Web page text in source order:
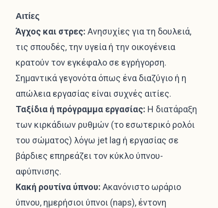
Αιτίες
Άγχος και στρες: Ανησυχίες για τη δουλειά,
τις σπουδές, την υγεία ή την οικογένεια
κρατούν τον εγκέφαλο σε εγρήγορση.
Σημαντικά γεγονότα όπως ένα διαζύγιο ή η
απώλεια εργασίας είναι συχνές αιτίες.
Ταξίδια ή πρόγραμμα εργασίας: Η διατάραξη
των κιρκάδιων ρυθμών (το εσωτερικό ρολόι
του σώματος) λόγω jet lag ή εργασίας σε
βάρδιες επηρεάζει τον κύκλο ύπνου-
αφύπνισης.
Κακή ρουτίνα ύπνου: Ακανόνιστο ωράριο
ύπνου, ημερήσιοι ύπνοι (naps), έντονη